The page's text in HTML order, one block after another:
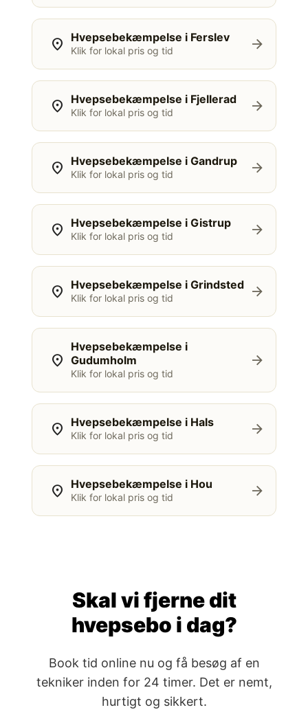
location_on Hvepsebekæmpelse i Ferslev
Klik for lokal pris og tid arrow_forward
location_on Hvepsebekæmpelse i Fjellerad
Klik for lokal pris og tid arrow_forward
location_on Hvepsebekæmpelse i Gandrup
Klik for lokal pris og tid arrow_forward
location_on Hvepsebekæmpelse i Gistrup
Klik for lokal pris og tid arrow_forward
location_on Hvepsebekæmpelse i Grindsted
Klik for lokal pris og tid arrow_forward
location_on
Hvepsebekæmpelse i
Gudumholm
Klik for lokal pris og tid
arrow_forward
location_on Hvepsebekæmpelse i Hals
Klik for lokal pris og tid arrow_forward
location_on Hvepsebekæmpelse i Hou
Klik for lokal pris og tid arrow_forward
Skal vi fjerne dit
hvepsebo i dag?
Book tid online nu og få besøg af en
tekniker inden for 24 timer. Det er nemt,
hurtigt og sikkert.